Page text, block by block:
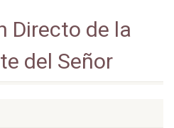
Directo de la
del Señor